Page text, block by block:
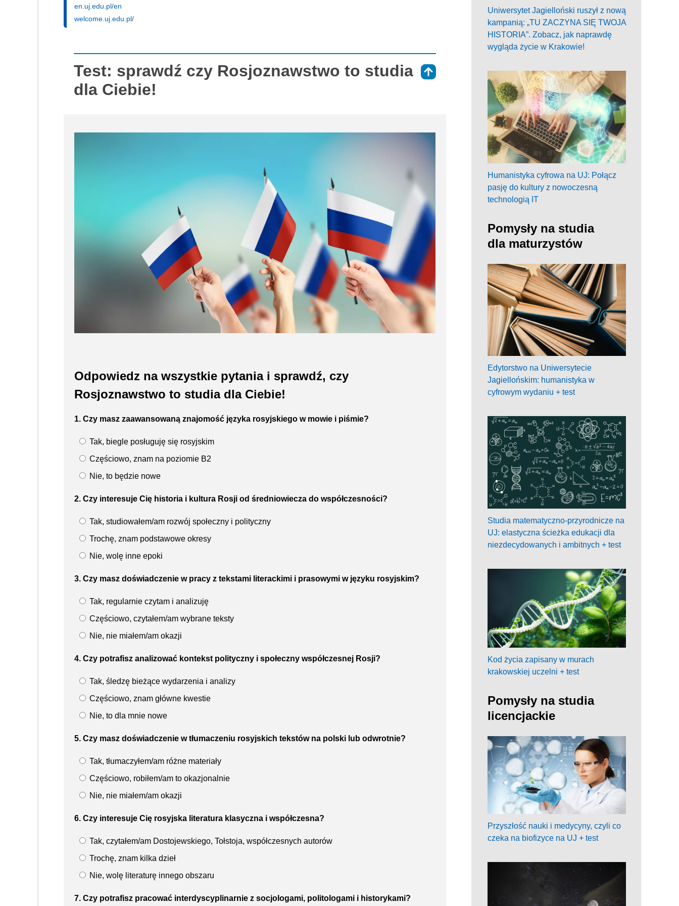
en.uj.edu.pl/en
welcome.uj.edu.pl/
Test: sprawdź czy Rosjoznawstwo to studia
dla Ciebie!
Odpowiedz na wszystkie pytania i sprawdź, czy
Rosjoznawstwo to studia dla Ciebie!
1. Czy masz zaawansowaną znajomość języka rosyjskiego w mowie i piśmie?
Tak, biegle posługuję się rosyjskim
Częściowo, znam na poziomie B2
Nie, to będzie nowe
2. Czy interesuje Cię historia i kultura Rosji od średniowiecza do współczesności?
Tak, studiowałem/am rozwój społeczny i polityczny
Trochę, znam podstawowe okresy
Nie, wolę inne epoki
3. Czy masz doświadczenie w pracy z tekstami literackimi i prasowymi w języku rosyjskim?
Tak, regularnie czytam i analizuję
Częściowo, czytałem/am wybrane teksty
Nie, nie miałem/am okazji
4. Czy potrafisz analizować kontekst polityczny i społeczny współczesnej Rosji?
Tak, śledzę bieżące wydarzenia i analizy
Częściowo, znam główne kwestie
Nie, to dla mnie nowe
5. Czy masz doświadczenie w tłumaczeniu rosyjskich tekstów na polski lub odwrotnie?
Tak, tłumaczyłem/am różne materiały
Częściowo, robiłem/am to okazjonalnie
Nie, nie miałem/am okazji
6. Czy interesuje Cię rosyjska literatura klasyczna i współczesna?
Tak, czytałem/am Dostojewskiego, Tołstoja, współczesnych autorów
Trochę, znam kilka dzieł
Nie, wolę literaturę innego obszaru
7. Czy potrafisz pracować interdyscyplinarnie z socjologami, politologami i historykami?
Uniwersytet Jagielloński ruszył z nową
kampanią: „TU ZACZYNA SIĘ TWOJA
HISTORIA”. Zobacz, jak naprawdę
wygląda życie w Krakowie!
Humanistyka cyfrowa na UJ: Połącz
pasję do kultury z nowoczesną
technologią IT
Pomysły na studia
dla maturzystów
Edytorstwo na Uniwersytecie
Jagiellońskim: humanistyka w
cyfrowym wydaniu + test
Studia matematyczno-przyrodnicze na
UJ: elastyczna ścieżka edukacji dla
niezdecydowanych i ambitnych + test
Kod życia zapisany w murach
krakowskiej uczelni + test
Pomysły na studia
licencjackie
Przyszłość nauki i medycyny, czyli co
czeka na biofizyce na UJ + test